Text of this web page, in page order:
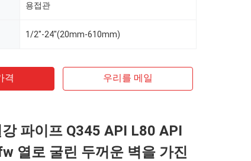
용접관
1/2"-24"(20mm-610mm)
격 우리를 메일
파이프 Q345 API L80 API
열로 굴린 두꺼운 벽을 가진